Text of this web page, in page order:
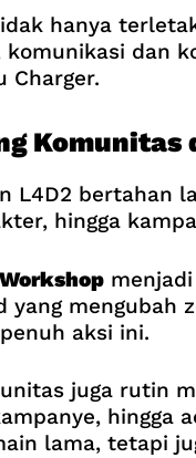
hanya
komunikasi dan
Charger.
Komunitas
L4D2 bertahan
hingga
menjadi
yang
aksi ini.
juga rutin
hingga
lama, tetapi